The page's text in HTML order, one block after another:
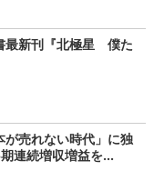
最新刊『北極星 僕た
が売れない時代」に独
連続増収増益を...